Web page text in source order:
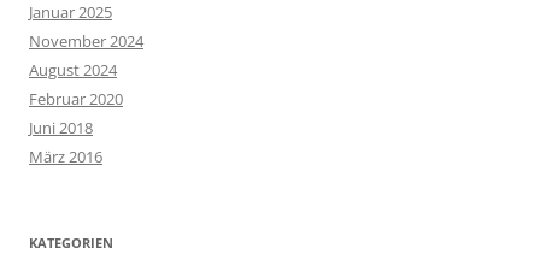
Januar 2025
November 2024
August 2024
Februar 2020
Juni 2018
März 2016
KATEGORIEN